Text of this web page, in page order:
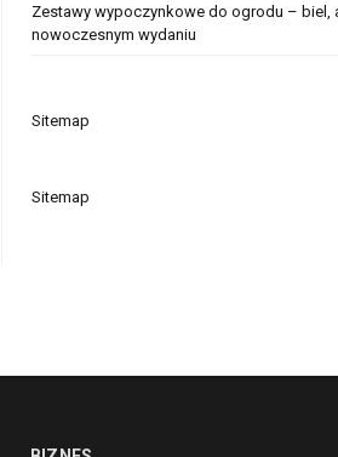
Zestawy wypoczynkowe do ogrodu – biel,
nowoczesnym wydaniu
Sitemap
Sitemap